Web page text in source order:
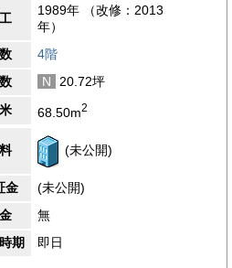
造物や観光スポットが点在していま
街としても機能しており、官公庁
多く集まっています。そのため、
取引先との打ち合わせや出張など
施設も充実しており、銀行、郵便
スストア、ドラッグストアなどが
の合間のちょっとした用事や日常
せん。総合的に見ると、モナニビ
代表する観光・商業・文化の中心地
を備えたエリアです。異国情緒あ
感、そして生活利便性が融合した
しても働く人々の心を豊かにする
といえます。
価】 3.6
1989年 （改修：2013
年）
4階
N
20.72坪
68.50m2
(未公開)
金
(未公開)
無
期
即日